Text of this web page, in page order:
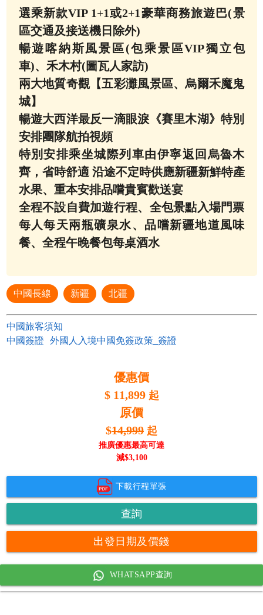
選乘新款VIP 1+1或2+1豪華商務旅遊巴(景
區交通及接送機日除外)
暢遊喀納斯風景區(包乘景區VIP獨立包
車)、禾木村(圖瓦人家訪)
兩大地質奇觀【五彩灘風景區、烏爾禾魔鬼
城】
暢遊大西洋最反一滴眼淚《賽里木湖》特別
安排團隊航拍視頻
特別安排乘坐城際列車由伊寧返回烏魯木
齊，省時舒適 沿途不定時供應新疆新鮮特產
水果、重本安排品嚐貴賓歡送宴
全程不設自費加遊行程、全包景點入場門票
每人每天兩瓶礦泉水、品嚐新疆地道風味
餐、全程午晚餐包每桌酒水
中國長線 新疆 北疆
中國旅客須知
中國簽證
外國人入境中國免簽政策_簽證
優惠價
$ 11,899 起
原價
$14,999 起
推廣優惠最高可達
減$3,100
下載行程單張
查詢
出發日期及價錢
WHATSAPP查詢